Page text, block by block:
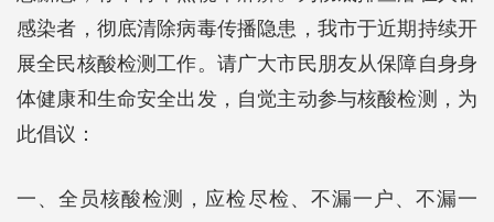
感染者，彻底清除病毒传播隐患，我市于近期持续开
展全民核酸检测工作。请广大市民朋友从保障自身身
体健康和生命安全出发，自觉主动参与核酸检测，为
此倡议：
一、全员核酸检测，应检尽检、不漏一户、不漏一